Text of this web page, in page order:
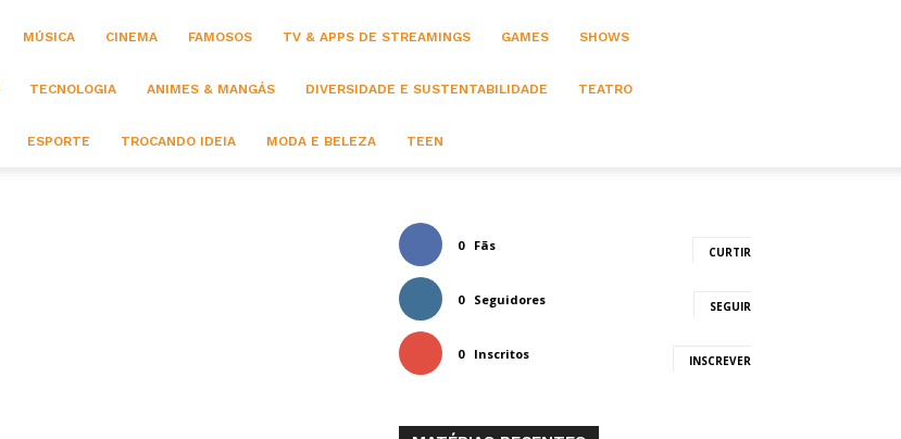
MÚSICA CINEMA FAMOSOS TV & APPS DE STREAMINGS GAMES SHOWS
TECNOLOGIA ANIMES & MANGÁS DIVERSIDADE E SUSTENTABILIDADE TEATRO
ESPORTE TROCANDO IDEIA MODA E BELEZA TEEN
0 Fãs CURTIR
0 Seguidores SEGUIR
0 Inscritos INSCREVER